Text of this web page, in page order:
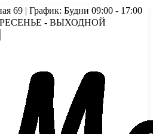
69 | График: Будни 09:00 - 17:00
- ВЫХОДНОЙ